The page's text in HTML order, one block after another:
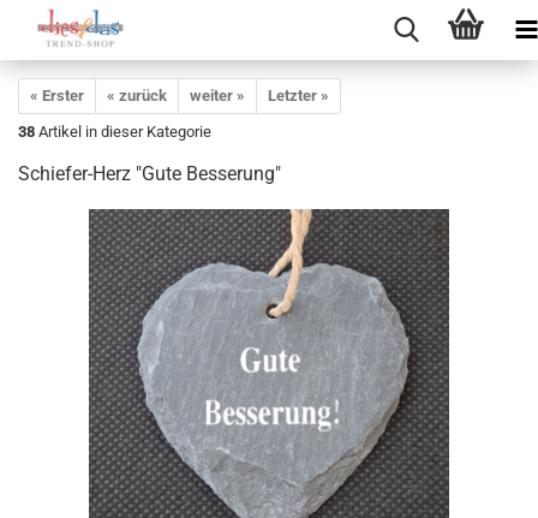
« Erster « zurück weiter »
Letzter »
38 Artikel in dieser Kategorie
Schiefer-Herz "Gute Besserung"